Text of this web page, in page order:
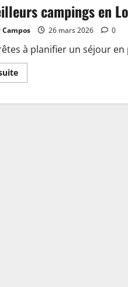
:
plongez
les
du
camping
de
Sablé-
sur-
campings en
26 mars 2026 0
à planifier un séjour
En
savoir
Les